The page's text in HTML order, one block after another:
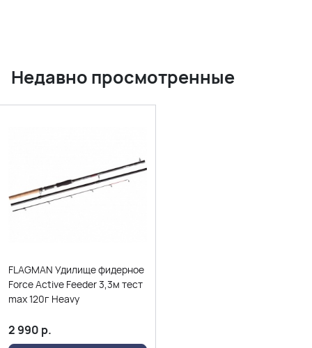
Недавно просмотренные
FLAGMAN Удилище фидерное
Force Active Feeder 3,3м тест
max 120г Heavy
2 990 р.